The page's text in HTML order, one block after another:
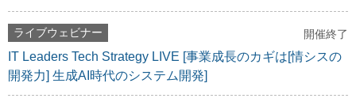
ライブウェビナー 開催終了
IT Leaders Tech Strategy LIVE [事業成長のカギは[情シスの
開発力] 生成AI時代のシステム開発]